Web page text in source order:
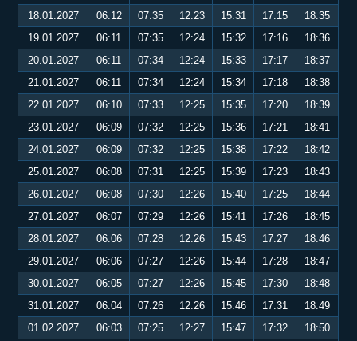
18.01.2027
06:12 07:35 12:23 15:31 17:15
18:35
19.01.2027
06:11 07:35 12:24 15:32 17:16
18:36
20.01.2027
06:11 07:34 12:24 15:33 17:17
18:37
21.01.2027
06:11 07:34 12:24 15:34 17:18
18:38
22.01.2027
06:10 07:33 12:25 15:35 17:20
18:39
23.01.2027
06:09 07:32 12:25 15:36 17:21
18:41
24.01.2027
06:09 07:32 12:25 15:38 17:22
18:42
25.01.2027
06:08 07:31 12:25 15:39 17:23
18:43
26.01.2027
06:08 07:30 12:26 15:40 17:25
18:44
27.01.2027
06:07 07:29 12:26 15:41 17:26
18:45
28.01.2027
06:06 07:28 12:26 15:43 17:27
18:46
29.01.2027
06:06 07:27 12:26 15:44 17:28
18:47
30.01.2027
06:05 07:27 12:26 15:45 17:30
18:48
31.01.2027
06:04 07:26 12:26 15:46 17:31
18:49
01.02.2027
06:03 07:25 12:27 15:47 17:32
18:50